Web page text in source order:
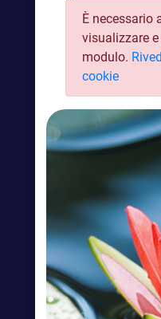
È necessario
visualizzare
modulo.
cookie